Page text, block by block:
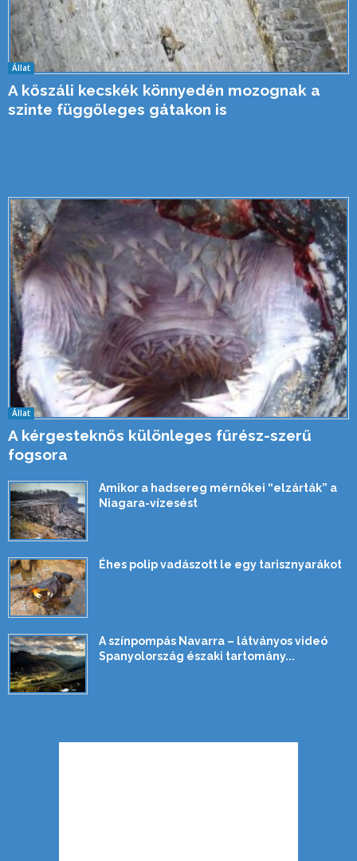
Állat
A kőszáli kecskék könnyedén mozognak a
szinte függőleges gátakon is
Állat
A kérgesteknős különleges fűrész-szerű
fogsora
Amikor a hadsereg mérnökei “elzárták” a
Niagara-vízesést
Éhes polip vadászott le egy tarisznyarákot
A színpompás Navarra – látványos videó
Spanyolország északi tartomány...